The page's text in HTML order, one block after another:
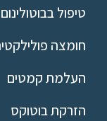
טיפול
חומצה
העלמת קמטים
הזרקת בוטוקס